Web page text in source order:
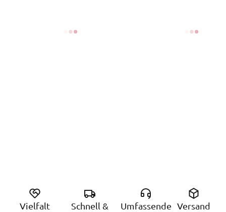
Vielfalt
Schnell &
Umfassende Versand